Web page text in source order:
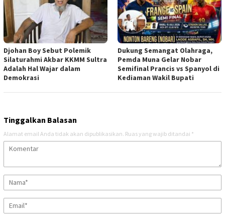
Djohan Boy Sebut Polemik
Silaturahmi Akbar KKMM Sultra
Adalah Hal Wajar dalam
Demokrasi
Dukung Semangat Olahraga,
Pemda Muna Gelar Nobar
Semifinal Prancis vs Spanyol di
Kediaman Wakil Bupati
Tinggalkan Balasan
Alamat email Anda tidak akan dipublikasikan. Ruas yang wajib ditandai *